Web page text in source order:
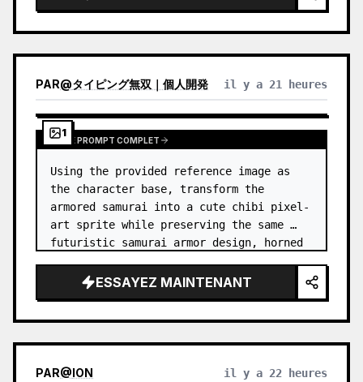
PAR@タイピング無双｜個人開発 il y a 21 heures
1
VOIR LE PROMPT COMPLET
Using the provided reference image as
the character base, transform the
armored samurai into a cute chibi pixel-
art sprite while preserving the same
futuristic samurai armor design, horned
accents, glowing cyan energy details,…
ESSAYEZ MAINTENANT
PAR@ION il y a 22 heures